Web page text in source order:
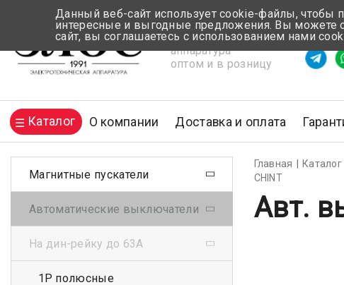
Электротехническая
аппаратура
оптом и в розницу
Время
Каталог О компании Доставка и оплата
Главная Каталог
CHINT
Авт.
Магнитные пускатели
Автоматические выключатели
На дин-рейку до 63А
1Р полюсные
Данный веб-сайт использует cookie-файлы, чтобы
интересные и выгодные предложения. Вы можете
сайт, вы соглашаетесь с использованием нами